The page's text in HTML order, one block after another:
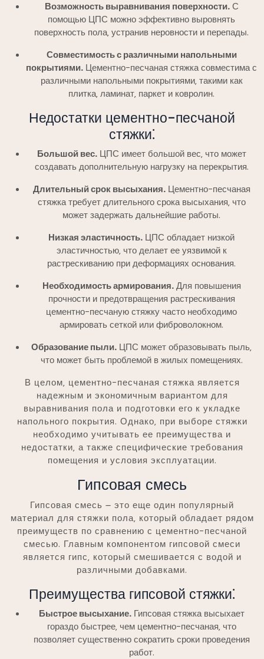
Возможность выравнивания поверхности.С
помощью ЦПС можно эффективно выровнять
поверхность пола‚ устранив неровности и перепады.
Совместимость с различными напольными
покрытиями. Цементно-песчаная стяжка совместима с
различными напольными покрытиями‚ такими как
плитка‚ ламинат‚ паркет и ковролин.
Недостатки цементно-песчаной
стяжки⁚
Большой вес.ЦПС имеет большой вес‚ что может
создавать дополнительную нагрузку на перекрытия.
Длительный срок высыхания.Цементно-песчаная
стяжка требует длительного срока высыхания‚ что
может задержать дальнейшие работы.
Низкая эластичность. ЦПС обладает низкой
эластичностью‚ что делает ее уязвимой к
растрескиванию при деформациях основания.
Необходимость армирования.Для повышения
прочности и предотвращения растрескивания
цементно-песчаную стяжку часто необходимо
армировать сеткой или фиброволокном.
Образование пыли. ЦПС может образовывать пыль‚
что может быть проблемой в жилых помещениях.
В целом‚ цементно-песчаная стяжка является
надежным и экономичным вариантом для
выравнивания пола и подготовки его к укладке
напольного покрытия. Однако‚ при выборе стяжки
необходимо учитывать ее преимущества и
недостатки‚ а также специфические требования
помещения и условия эксплуатации.
Гипсовая смесь
Гипсовая смесь ౼ это еще один популярный
материал для стяжки пола‚ который обладает рядом
преимуществ по сравнению с цементно-песчаной
смесью. Главным компонентом гипсовой смеси
является гипс‚ который смешивается с водой и
различными добавками.
Преимущества гипсовой стяжки⁚
Быстрое высыхание.Гипсовая стяжка высыхает
гораздо быстрее‚ чем цементно-песчаная‚ что
позволяет существенно сократить сроки проведения
работ.